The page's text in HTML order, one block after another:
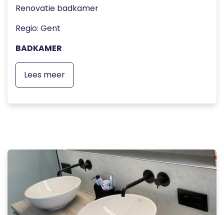
Renovatie badkamer
Regio: Gent
BADKAMER
Lees meer